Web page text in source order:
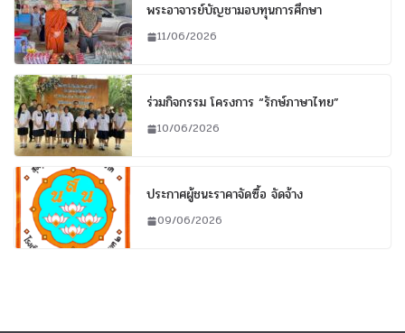
พระอาจารย์บัญชามอบทุนการศึกษา
11/06/2026
ร่วมกิจกรรม โครงการ “รักษ์ภาษาไทย”
10/06/2026
ประกาศผู้ชนะราคาจัดซื้อ จัดจ้าง
09/06/2026